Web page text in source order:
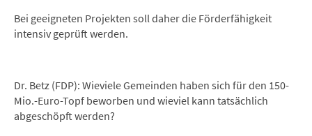
Bei geeigneten Projekten soll daher die Förderfähigkeit
intensiv geprüft werden.
Dr. Betz (FDP): Wieviele Gemeinden haben sich für den 150-
Mio.-Euro-Topf beworben und wieviel kann tatsächlich
abgeschöpft werden?